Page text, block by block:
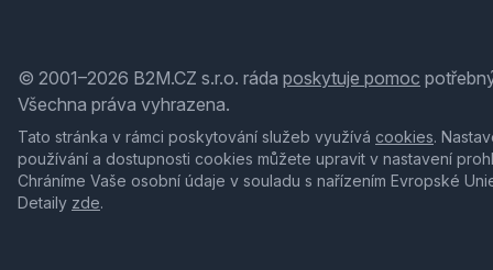
© 2001–2026 B2M.CZ s.r.o. ráda poskytuje pomoc
Všechna práva vyhrazena.
Tato stránka v rámci poskytování služeb využívá cookies.
používání a dostupnosti cookies můžete upravit v nastavení
Chráníme Vaše osobní údaje v souladu s nařízením Evropské
Detaily zde.